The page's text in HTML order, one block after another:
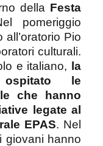
della Festa
pomeriggio
all’oratorio Pio
culturali.
e italiano, la
le
che hanno
legate al
EPAS. Nel
giovani hanno